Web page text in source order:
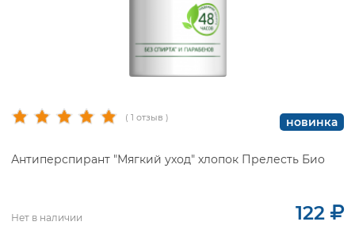
( 1 отзыв ) новинка
Антиперспирант "Мягкий уход" хлопок Прелесть Био
Нет в наличии 122